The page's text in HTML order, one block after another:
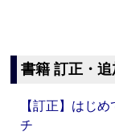
書籍 訂正・追
【訂正】はじ
チ